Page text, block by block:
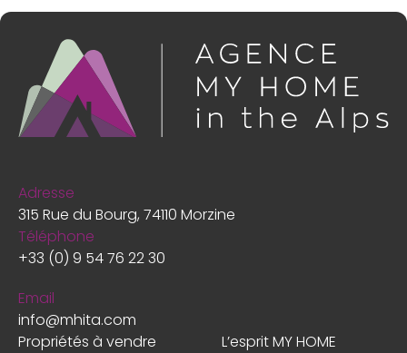
Propriétés à vendre L’esprit MY HOME
Adresse
315 Rue du Bourg, 74110 Morzine
Téléphone
+33 (0) 9 54 76 22 30
Email
info@mhita.com